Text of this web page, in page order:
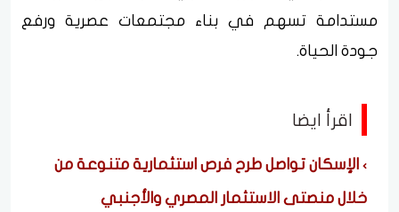
مستدامة تسهم في بناء مجتمعات عصرية ورفع
جودة الحياة.
اقرأ ايضا
الإسكان تواصل طرح فرص استثمارية متنوعة من
خلال منصتى الاستثمار المصري والأجنبي